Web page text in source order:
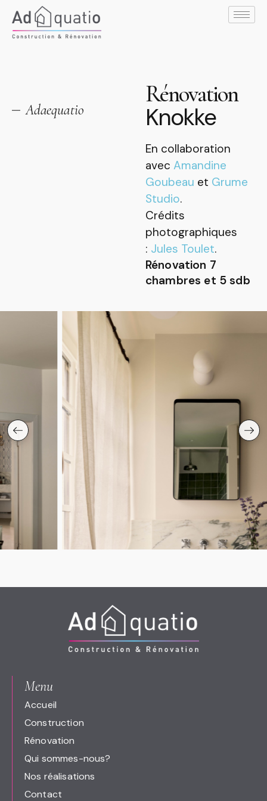
Adaequatio
Rénovation
Knokke
En collaboration
avec Amandine
Goubeau et Grume
Studio.
Crédits
photographiques
: Jules Toulet.
Rénovation 7
chambres et 5 sdb
Menu
Accueil
Construction
Rénovation
Qui sommes-nous?
Nos réalisations
Contact